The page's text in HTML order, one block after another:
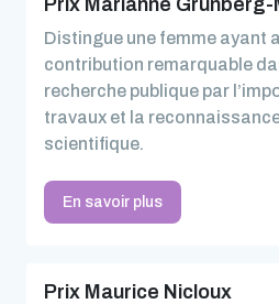
Prix Marianne
Distingue une femme ayant
contribution remarquable
recherche publique par
travaux et la
scientifique.
En savoir plus
Prix Maurice Nicloux